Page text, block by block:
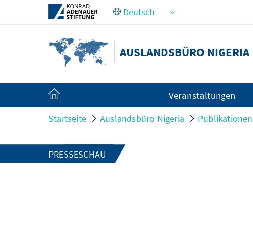
Zum Hauptinhalt springen
AUSLANDSBÜRO NIGERIA
Veranstaltungen
Startseite Auslandsbüro Nigeria Publikationen
PRESSESCHAU